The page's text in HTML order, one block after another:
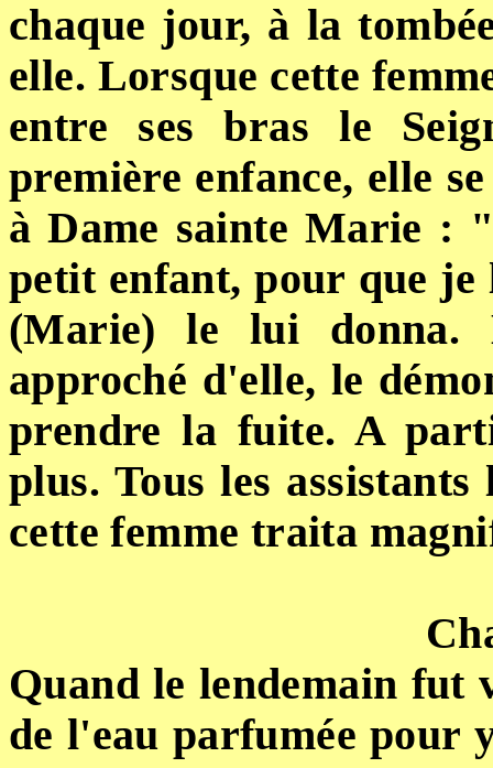
chaque jour, à la
elle. Lorsque cette
entre ses bras le
première enfance, elle
à Dame sainte Marie :
petit enfant, pour que
(Marie) le lui donna.
approché d'elle, le
prendre la fuite. A
plus. Tous les
cette femme traita
Quand le lendemain fut
de l'eau parfumée pour